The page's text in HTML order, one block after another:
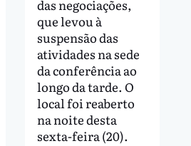
das negociações,
que levou à
suspensão das
atividades na sede
da conferência ao
longo da tarde. O
local foi reaberto
na noite desta
sexta-feira (20).